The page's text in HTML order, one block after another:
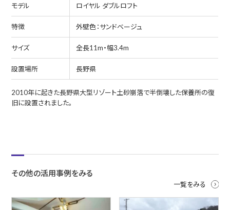
モデル ロイヤル ダブルロフト
特徴 外壁色：サンドベージュ
サイズ 全長11m・幅3.4m
設置場所 長野県
2010年に起きた長野県大型リゾート土砂崩落で半倒壊した保養所の復
旧に設置されました。
その他の活用事例をみる
一覧をみる